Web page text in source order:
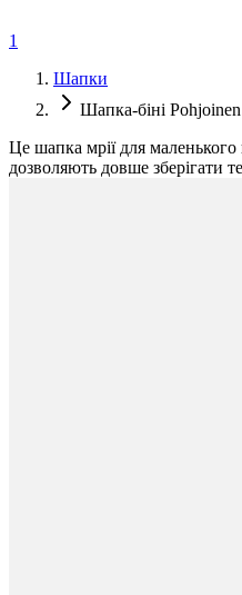
1
Шапки
Шапка-біні Pohjoinen
Це шапка мрії для
дозволяють довше зберігати